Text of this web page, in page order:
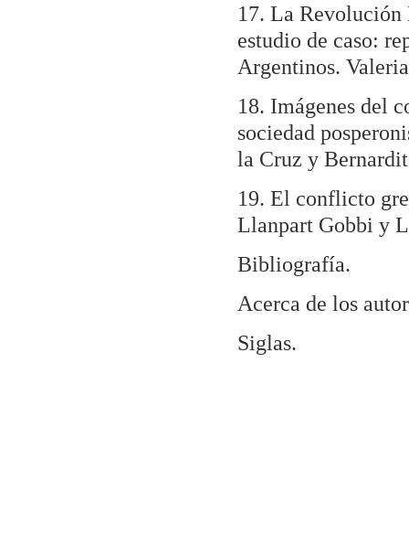
17. La
estudio de caso:
Argentinos.
18. Imágenes del
sociedad
la Cruz y
19. El conflicto
Llanpart Gobbi y
Bibliografía.
Acerca de los
Siglas.